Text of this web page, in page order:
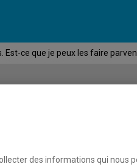
Est-ce que je peux les faire
des informations qui nous